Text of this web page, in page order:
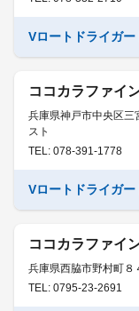
Vロートドライガー
ココカラファイ
兵庫県神戸市中央区
スト
TEL: 078-391-1778
Vロートドライガー
ココカラファイ
兵庫県西脇市野村町８
TEL: 0795-23-2691